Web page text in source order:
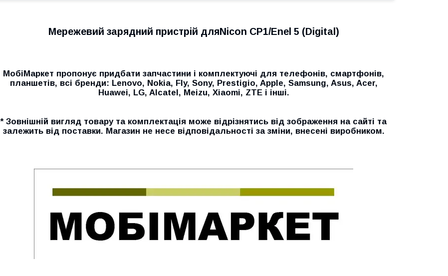
Мережевий зарядний пристрій дляNicon CP1/Enel 5 (Digital)
МобіМаркет пропонує придбати запчастини і комплектуючі для телефонів, смартфонів,
планшетів, всі бренди: Lenovo, Nokia, Fly, Sony, Prestigio, Apple, Samsung, Asus, Acer,
Huawei, LG, Alcatel, Meizu, Xiaomi, ZTE і інші.
* Зовнішній вигляд товару та комплектація може відрізнятись від зображення на сайті та
залежить від поставки. Магазин не несе відповідальності за зміни, внесені виробником.